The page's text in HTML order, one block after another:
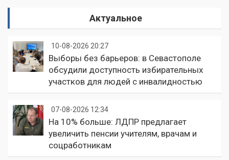
Актуальное
10-08-2026 20:27
Выборы без барьеров: в Севастополе
обсудили доступность избирательных
участков для людей с инвалидностью
07-08-2026 12:34
На 10% больше: ЛДПР предлагает
увеличить пенсии учителям, врачам и
соцработникам